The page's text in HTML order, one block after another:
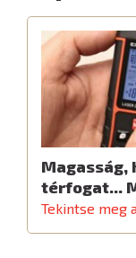
Magasság,
térfogat...
Tekintse meg